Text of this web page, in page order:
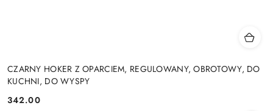
CZARNY HOKER Z OPARCIEM, REGULOWANY, OBROTOWY, DO
KUCHNI, DO WYSPY
Cena:
342.00